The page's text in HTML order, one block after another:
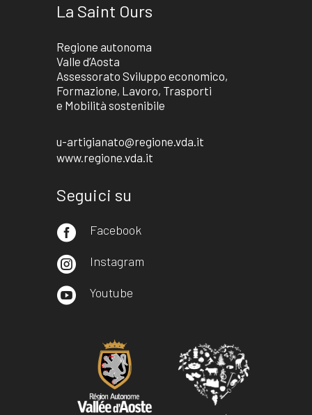
La Saint Ours
Regione autonoma
Valle d’Aosta
Assessorato Sviluppo economico,
Formazione, Lavoro, Trasporti
e Mobilità sostenibile
u-artigianato@regione.vda.it
www.regione.vda.it
Seguici su
 Facebook
 Instagram
 Youtube